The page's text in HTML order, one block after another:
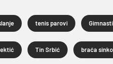
tenis parovi
Tin Srbić braća